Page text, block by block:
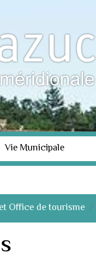
Vie Municipale
Office de tourisme